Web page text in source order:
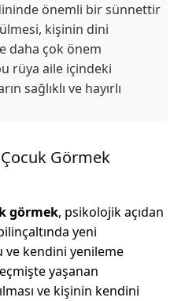
önemli bir sünnettir
kişinin dini
daha çok önem
rüya aile içindeki
sağlıklı ve hayırlı
Görmek
görmek, psikolojik açıdan
yeni
ve kendini yenileme
yaşanan
ve kişinin kendini